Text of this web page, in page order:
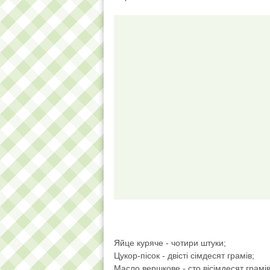
Яйце куряче - чотири штуки;
Цукор-пісок - двісті сімдесят грамів;